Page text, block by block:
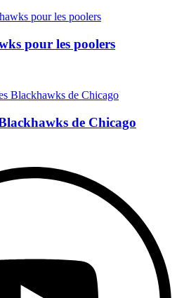
pour les poolers
de Chicago